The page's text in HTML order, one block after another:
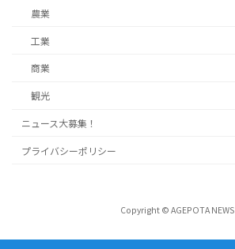
農業
工業
商業
観光
ニュース大募集！
プライバシーポリシー
Copyright © AGEPOTA NEWS